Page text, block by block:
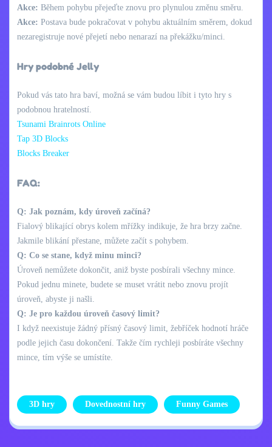
Akce: Během pohybu přejeďte znovu pro plynulou změnu směru.
Akce: Postava bude pokračovat v pohybu aktuálním směrem, dokud
nezaregistruje nové přejetí nebo nenarazí na překážku/minci.
Hry podobné Jelly
Pokud vás tato hra baví, možná se vám budou líbit i tyto hry s
podobnou hratelností.
Tsunami Brainrots Online
Tap 3D Blocks
Blocks Breaker
FAQ:
Q: Jak poznám, kdy úroveň začíná?
Fialový blikající obrys kolem mřížky indikuje, že hra brzy začne.
Jakmile blikání přestane, můžete začít s pohybem.
Q: Co se stane, když minu minci?
Úroveň nemůžete dokončit, aniž byste posbírali všechny mince.
Pokud jednu minete, budete se muset vrátit nebo znovu projít
úroveň, abyste ji našli.
Q: Je pro každou úroveň časový limit?
I když neexistuje žádný přísný časový limit, žebříček hodnotí hráče
podle jejich času dokončení. Takže čím rychleji posbíráte všechny
mince, tím výše se umístíte.
3D hry Dovednostní hry Funny Games